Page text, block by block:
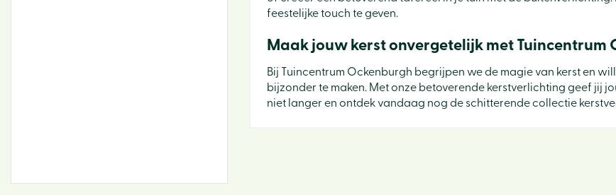
feestelijke touch te geven.
Maak jouw kerst onvergetelijk met Tuincentrum
Bij Tuincentrum Ockenburgh begrijpen we de magie van kerst en
bijzonder te maken. Met onze betoverende kerstverlichting geef jij
niet langer en ontdek vandaag nog de schitterende collectie